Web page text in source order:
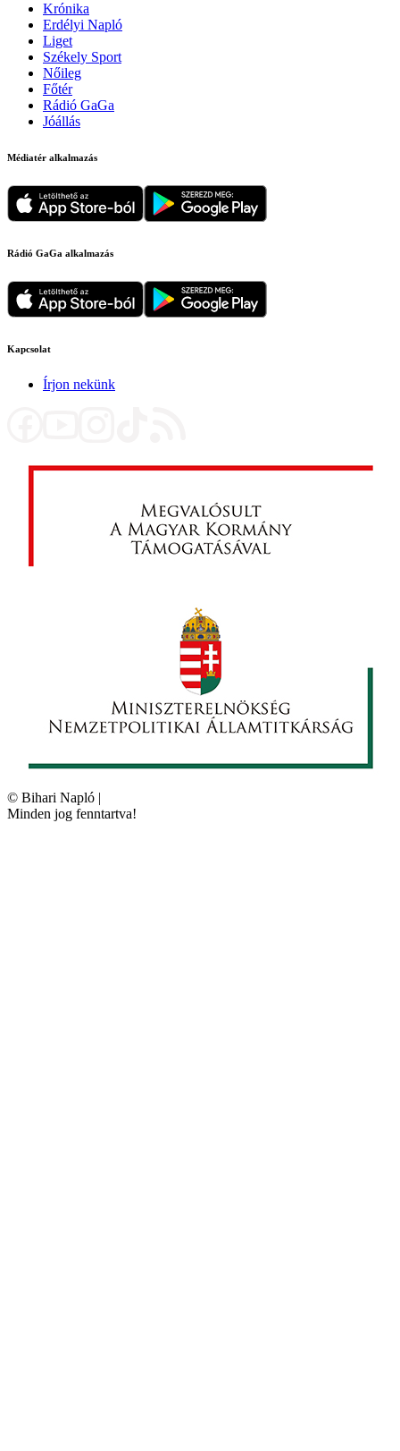
Krónika
Erdélyi Napló
Liget
Székely Sport
Nőileg
Főtér
Rádió GaGa
Jóállás
Médiatér alkalmazás
Rádió GaGa alkalmazás
Kapcsolat
Írjon nekünk
© Bihari Napló |
Minden jog fenntartva!